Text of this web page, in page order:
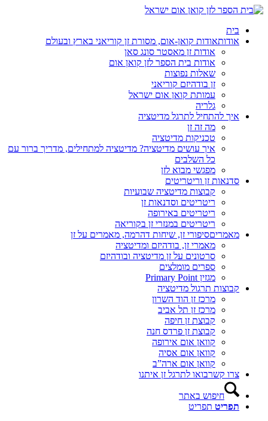
בית
אודותאודות קואן-אום, מסורת זן קוריאני בארץ ובעולם
אודות זן מאסטר סונג סאן
אודות בית הספר לזן קואן אום
שאלות נפוצות
זן בודהיזם קוריאני
עמותת קואן אום ישראל
גלריה
איך להתחיל לתרגל מדיטציה
מה זה זן
טכניקות מדיטציה
איך עושים מדיטציה? מדיטציה למתחילים, מדריך ברור עם
כל השלבים
מפגשי מבוא לזן
סדנאות זן וריטריטים
קבוצות מדיטציה שבועיות
ריטריטים וסדנאות זן
ריטריטים באירופה
ריטריטים במנזרי זן בקוריאה
מאמריםסיפורי זן, שיחות דהרמה, מאמרים על זן
מאמרי זן, בודהיזם ומדיטציה
סרטונים על זן מדיטציה ובודהיזם
ספרים מומלצים
מגזין Primary Point
קבוצות תרגול מדיטציה
מרכז זן הוד השרון
מרכז זן תל אביב
קבוצת זן חיפה
קבוצת זן פרדס חנה
קוואן אום אירופה
קוואן אום אסיה
קוואן אום ארה”ב
צרו קשרבואו לתרגל זן איתנו
חיפוש באתר
תפריט תפריט